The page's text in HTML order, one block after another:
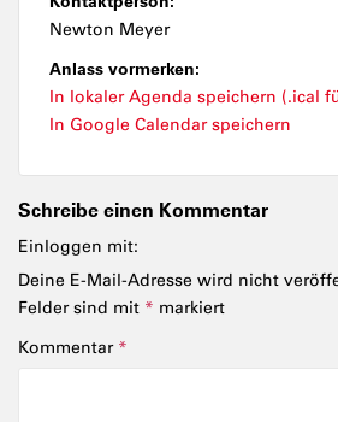
Newton Meyer
Anlass vormerken:
In lokaler Agenda speichern (.ical
In Google Calendar speichern
Schreibe einen Kommentar
Einloggen mit:
Deine E-Mail-Adresse wird nicht
Felder sind mit * markiert
Kommentar *